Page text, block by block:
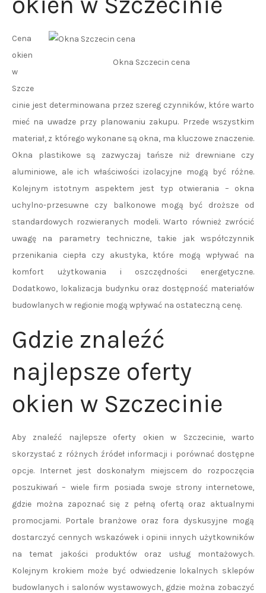
Okna Szczecin cena
Cena
okien
w
Szcze
cinie jest determinowana przez szereg czynników, które warto
mieć na uwadze przy planowaniu zakupu. Przede wszystkim
materiał, z którego wykonane są okna, ma kluczowe znaczenie.
Okna plastikowe są zazwyczaj tańsze niż drewniane czy
aluminiowe, ale ich właściwości izolacyjne mogą być różne.
Kolejnym istotnym aspektem jest typ otwierania – okna
uchylno-przesuwne czy balkonowe mogą być droższe od
standardowych rozwieranych modeli. Warto również zwrócić
uwagę na parametry techniczne, takie jak współczynnik
przenikania ciepła czy akustyka, które mogą wpływać na
komfort użytkowania i oszczędności energetyczne.
Dodatkowo, lokalizacja budynku oraz dostępność materiałów
budowlanych w regionie mogą wpływać na ostateczną cenę.
Gdzie znaleźć
najlepsze oferty
okien w Szczecinie
Aby znaleźć najlepsze oferty okien w Szczecinie, warto
skorzystać z różnych źródeł informacji i porównać dostępne
opcje. Internet jest doskonałym miejscem do rozpoczęcia
poszukiwań – wiele firm posiada swoje strony internetowe,
gdzie można zapoznać się z pełną ofertą oraz aktualnymi
promocjami. Portale branżowe oraz fora dyskusyjne mogą
dostarczyć cennych wskazówek i opinii innych użytkowników
na temat jakości produktów oraz usług montażowych.
Kolejnym krokiem może być odwiedzenie lokalnych sklepów
budowlanych i salonów wystawowych, gdzie można zobaczyć